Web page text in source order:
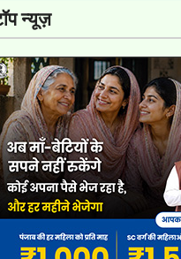
न्यूज़